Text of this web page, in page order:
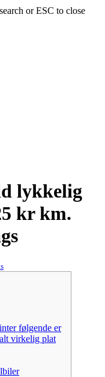
or ESC to close
lykkelig
kr km.
følgende er
virkelig plat